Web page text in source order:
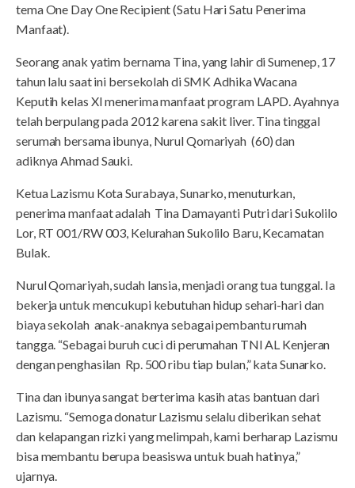
tema One Day One Recipient (Satu Hari Satu Penerima
Manfaat).
Seorang anak yatim bernama Tina, yang lahir di Sumenep, 17
tahun lalu saat ini bersekolah di SMK Adhika Wacana
Keputih kelas XI menerima manfaat program LAPD. Ayahnya
telah berpulang pada 2012 karena sakit liver. Tina tinggal
serumah bersama ibunya, Nurul Qomariyah (60) dan
adiknya Ahmad Sauki.
Ketua Lazismu Kota Surabaya, Sunarko, menuturkan,
penerima manfaat adalah Tina Damayanti Putri dari Sukolilo
Lor, RT 001/RW 003, Kelurahan Sukolilo Baru, Kecamatan
Bulak.
Nurul Qomariyah, sudah lansia, menjadi orang tua tunggal. Ia
bekerja untuk mencukupi kebutuhan hidup sehari-hari dan
biaya sekolah anak-anaknya sebagai pembantu rumah
tangga. “Sebagai buruh cuci di perumahan TNI AL Kenjeran
dengan penghasilan Rp. 500 ribu tiap bulan,” kata Sunarko.
Tina dan ibunya sangat berterima kasih atas bantuan dari
Lazismu. “Semoga donatur Lazismu selalu diberikan sehat
dan kelapangan rizki yang melimpah, kami berharap Lazismu
bisa membantu berupa beasiswa untuk buah hatinya,”
ujarnya.